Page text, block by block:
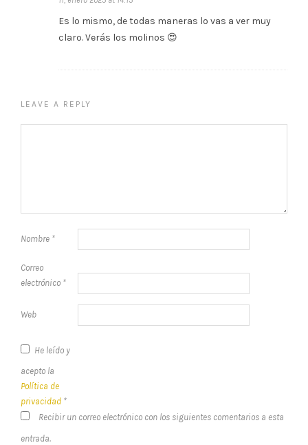
Es lo mismo, de todas maneras lo vas a ver muy
claro. Verás los molinos 😍
LEAVE A REPLY
Nombre *
Correo
electrónico *
Web
He leído y
acepto la
Política de
privacidad *
Recibir un correo electrónico con los siguientes comentarios a esta
entrada.